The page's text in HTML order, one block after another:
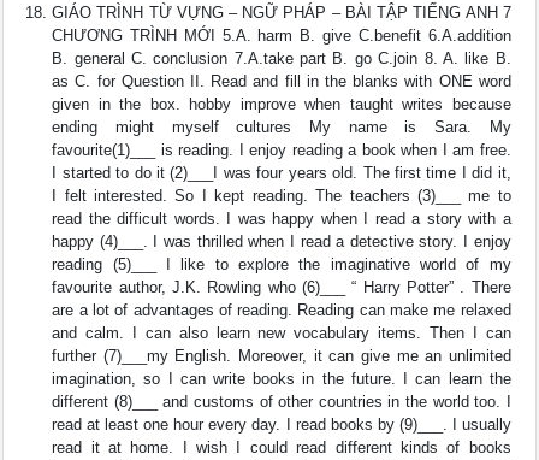
GIÁO TRÌNH TỪ VỰNG – NGỮ PHÁP – BÀI TẬP TIẾNG ANH 7
CHƯƠNG TRÌNH MỚI 5.A. harm B. give C.benefit 6.A.addition
B. general C. conclusion 7.A.take part B. go C.join 8. A. like B.
as C. for Question II. Read and fill in the blanks with ONE word
given in the box. hobby improve when taught writes because
ending might myself cultures My name is Sara. My
favourite(1)___ is reading. I enjoy reading a book when I am free.
I started to do it (2)___I was four years old. The first time I did it,
I felt interested. So I kept reading. The teachers (3)___ me to
read the difficult words. I was happy when I read a story with a
happy (4)___. I was thrilled when I read a detective story. I enjoy
reading (5)___ I like to explore the imaginative world of my
favourite author, J.K. Rowling who (6)___ “ Harry Potter” . There
are a lot of advantages of reading. Reading can make me relaxed
and calm. I can also learn new vocabulary items. Then I can
further (7)___my English. Moreover, it can give me an unlimited
imagination, so I can write books in the future. I can learn the
different (8)___ and customs of other countries in the world too. I
read at least one hour every day. I read books by (9)___. I usually
read it at home. I wish I could read different kinds of books